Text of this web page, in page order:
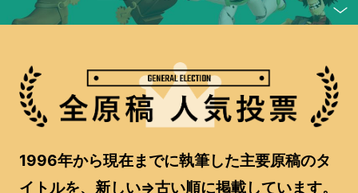
1996年から現在までに執筆した主要原稿のタ
イトルを、新しい⇒古い順に掲載しています。